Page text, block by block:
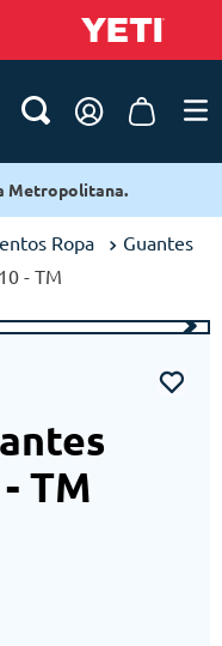
Delivery en 24 a 48h
Ropa
Guantes
- TM
TM